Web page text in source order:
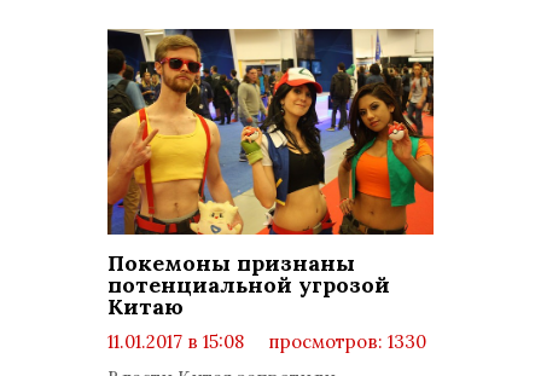
Покемоны признаны
потенциальной угрозой
Китаю
11.01.2017 в 15:08
просмотров: 1330
комментариев: 0